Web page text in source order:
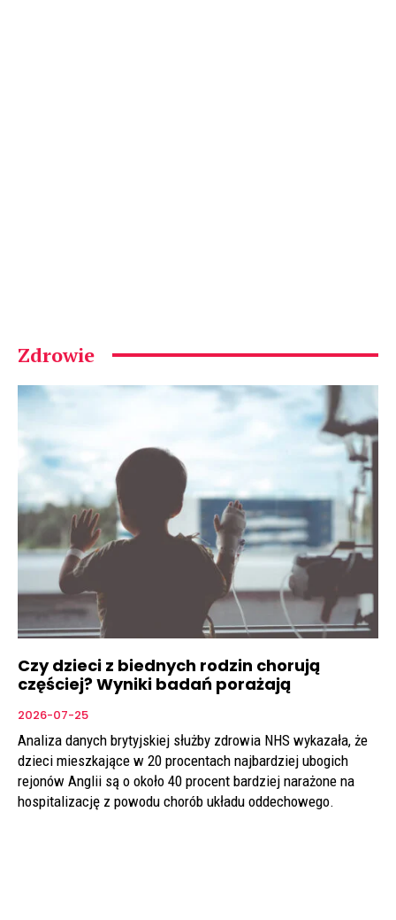
Zdrowie
Czy dzieci z biednych rodzin chorują
częściej? Wyniki badań porażają
2026-07-25
Analiza danych brytyjskiej służby zdrowia NHS wykazała, że
dzieci mieszkające w 20 procentach najbardziej ubogich
rejonów Anglii są o około 40 procent bardziej narażone na
hospitalizację z powodu chorób układu oddechowego.